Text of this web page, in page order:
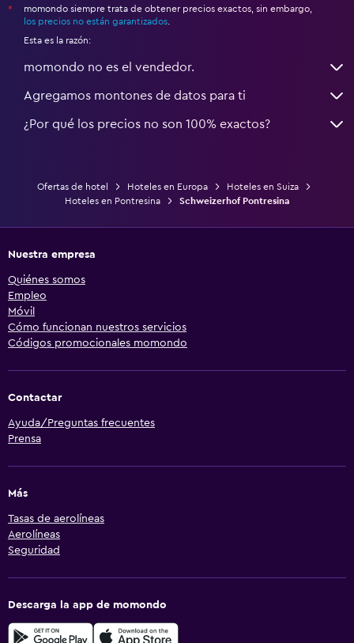
*
momondo siempre trata de obtener precios exactos, sin embargo,
los precios no están garantizados
Esta es la razón:
momondo no es el vendedor.
Agregamos montones de datos para ti
¿Por qué los precios no son 100% exactos?
Ofertas de hotel Hoteles en Europa
Hoteles en Suiza
Hoteles en Pontresina
Schweizerhof Pontresina
Nuestra empresa
Quiénes somos
Empleo
Móvil
Cómo funcionan nuestros servicios
Códigos promocionales momondo
Contactar
Ayuda/Preguntas frecuentes
Prensa
Más
Tasas de aerolíneas
Aerolíneas
Seguridad
Descarga la app de momondo